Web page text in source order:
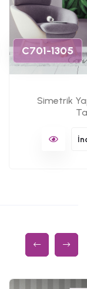
C701-1305
Simetrik